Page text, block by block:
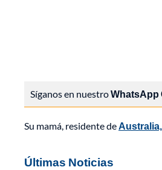
Síganos en nuestroWhatsApp
Su mamá, residente deAustralia,
Últimas Noticias